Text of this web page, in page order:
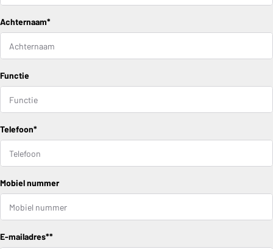
Achternaam*
Functie
Telefoon*
Mobiel nummer
E-mailadres**